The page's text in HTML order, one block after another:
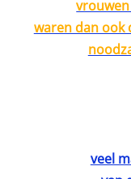
waren dan ook
veel